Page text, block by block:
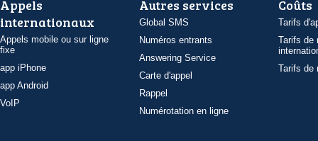
Appels
internationaux
Appels mobile ou sur ligne
fixe
app iPhone
app Android
VoIP
Autres services
Global SMS
Numéros entrants
Answering Service
Carte d'appel
Rappel
Numérotation en ligne
Coûts
Tarifs
Tarifs de
Tarifs de